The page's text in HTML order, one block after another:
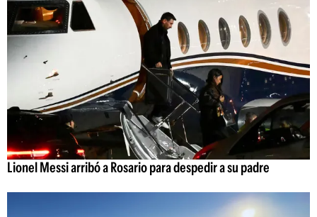
Lionel Messi arribó a Rosario para despedir a su padre